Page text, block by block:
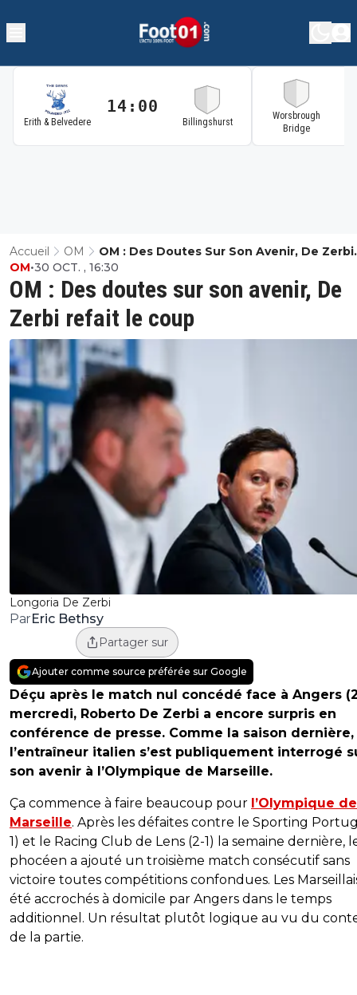
Erith & Belvedere
14:00
Billingshurst
Worsbrough
Bridge
Accueil OM
OM : Des Doutes Sur Son Avenir, De Zerbi
Refait Le Coup
Longoria De Zerbi
OM : Des doutes sur son avenir, De
Zerbi refait le coup
OM•30 OCT. , 16:30
ParEric Bethsy
Partager sur
Ajouter comme source préférée sur Google
Déçu après le match nul concédé face à Angers
mercredi, Roberto De Zerbi a encore surpris en
conférence de presse. Comme la saison dernière,
l’entraîneur italien s’est publiquement interrogé
son avenir à l’Olympique de Marseille.
Ça commence à faire beaucoup pour l’Olympique de
Marseille. Après les défaites contre le Sporting
1) et le Racing Club de Lens (2-1) la semaine dernière,
phocéen a ajouté un troisième match consécutif sans
victoire toutes compétitions confondues. Les
été accrochés à domicile par Angers dans le temps
additionnel. Un résultat plutôt logique au vu du
de la partie.